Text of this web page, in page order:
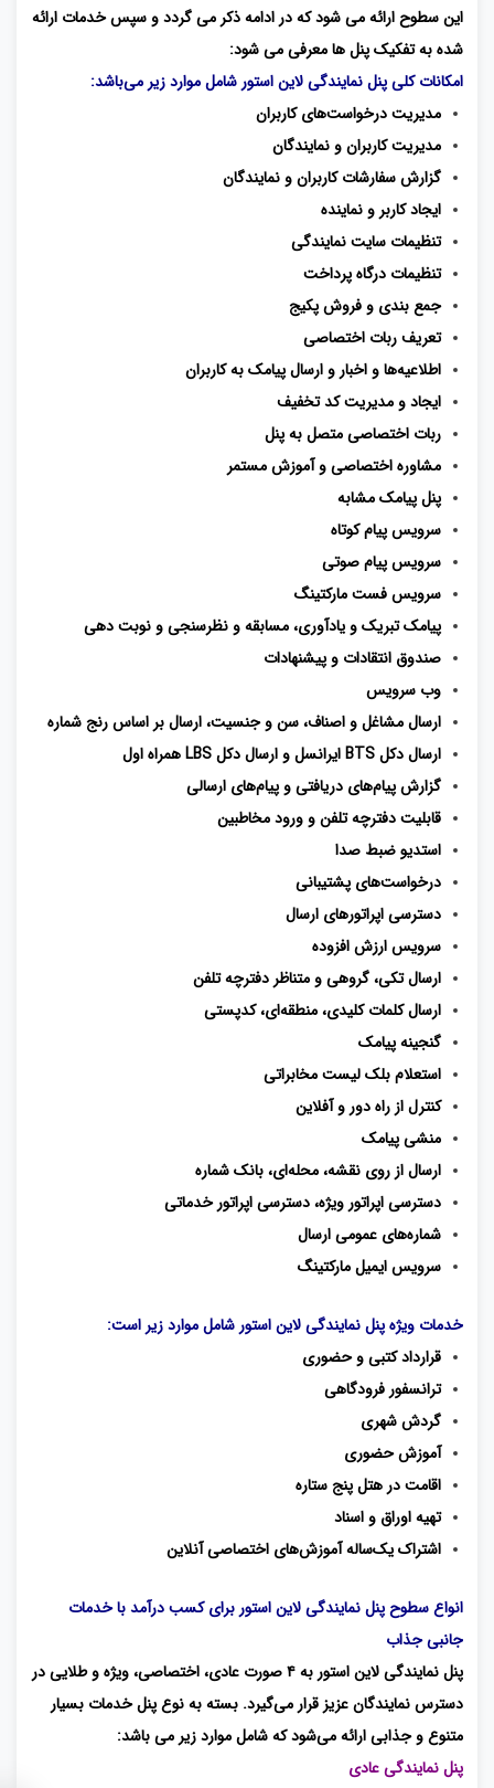
این سطوح ارائه می شود که در ادامه ذکر می گردد و سپس خدمات ارائه
شده به تفکیک پنل ها معرفی می شود:
امکانات کلی پنل نمایندگی لاین استور شامل موارد زیر می‌باشد:
مدیریت درخواست‌های کاربران
مدیریت کاربران و نمایندگان
گزارش سفارشات کاربران و نمایندگان
ایجاد کاربر و نماینده
تنظیمات سایت نمایندگی
تنظیمات درگاه پرداخت
جمع ‌بندی و فروش پکیج
تعریف ربات اختصاصی
اطلاعیه‌ها و اخبار و ارسال پیامک به کاربران
ایجاد و مدیریت کد تخفیف
ربات اختصاصی متصل به پنل
مشاوره اختصاصی و آموزش مستمر
پنل پیامک مشابه
سرویس پیام کوتاه
سرویس پیام صوتی
سرویس فست مارکتینگ
پیامک تبریک و یادآوری، مسابقه و نظرسنجی و نوبت ‌دهی
صندوق انتقادات و پیشنهادات
وب سرویس
ارسال مشاغل و اصناف، سن و جنسیت، ارسال بر اساس رنج شماره
ارسال دکل BTS ایرانسل و ارسال دکل LBS همراه اول
گزارش پیام‌های دریافتی و پیام‌های ارسالی
قابلیت دفترچه تلفن و ورود مخاطبین
استدیو ضبط صدا
درخواست‌های پشتیبانی
دسترسی اپراتورهای ارسال
سرویس ارزش ‌افزوده
ارسال تکی، گروهی و متناظر دفترچه تلفن
ارسال کلمات کلیدی، منطقه‌ای، کدپستی
گنجینه پیامک
استعلام بلک لیست مخابراتی
کنترل از راه دور و آفلاین
منشی پیامک
ارسال از روی نقشه، محله‌ای، بانک شماره
دسترسی اپراتور ویژه، دسترسی اپراتور خدماتی
شماره‌های عمومی ارسال
سرویس ایمیل مارکتینگ
خدمات ویژه‌ پنل نمایندگی لاین استور شامل موارد زیر است:
قرارداد کتبی و حضوری
ترانسفور فرودگاهی
گردش شهری
آموزش حضوری
اقامت در هتل پنج‌ ستاره
تهیه اوراق و اسناد
اشتراک یک‌ساله آموزش‌های اختصاصی آنلاین
انواع سطوح پنل نمایندگی لاین استور برای کسب درآمد با خدمات
جانبی جذاب
پنل نمایندگی لاین استور به ۴ صورت عادی، اختصاصی، ویژه و طلایی در
دسترس نمایندگان عزیز قرار می‌گیرد. بسته به نوع پنل خدمات بسیار
متنوع و جذابی ارائه می‌شود که شامل موارد زیر می باشد:
پنل نمایندگی عادی